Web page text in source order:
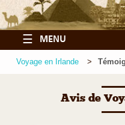
☰ MENU
Voyage en Irlande
Avis de